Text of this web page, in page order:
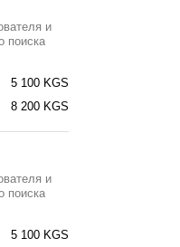
и
поиска
5 100 KGS
8 200 KGS
и
поиска
5 100 KGS